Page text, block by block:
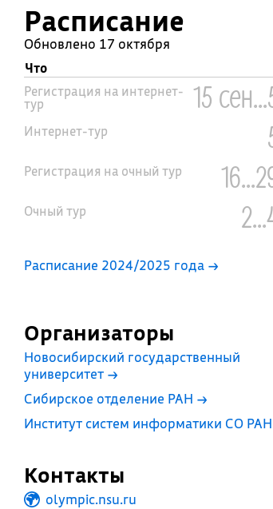
Расписание
Обновлено 17 октября
Что
Регистрация на интернет-
тур 15
Интернет-тур
Регистрация на очный тур
Очный тур
Расписание 2024/2025 года →
Организаторы
Новосибирский государственный
университет →
Сибирское отделение РАН →
Институт систем информатики СО РАН
Контакты
olympic.nsu.ru